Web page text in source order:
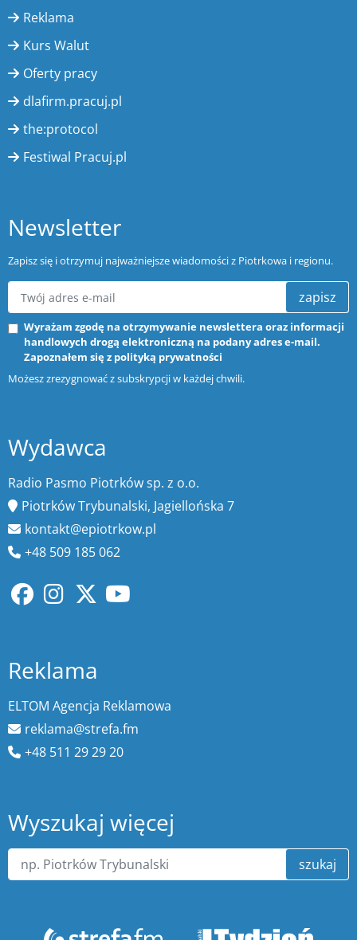
Reklama
Kurs Walut
Oferty pracy
dlafirm.pracuj.pl
the:protocol
Festiwal Pracuj.pl
Newsletter
Zapisz się i otrzymuj najważniejsze wiadomości z Piotrkowa i regionu.
zapisz
Wyrażam zgodę na otrzymywanie newslettera oraz informacji
handlowych drogą elektroniczną na podany adres e-mail.
Zapoznałem się z polityką prywatności
Możesz zrezygnować z subskrypcji w każdej chwili.
Wydawca
Radio Pasmo Piotrków sp. z o.o.
Piotrków Trybunalski, Jagiellońska 7
kontakt@epiotrkow.pl
+48 509 185 062
Reklama
ELTOM Agencja Reklamowa
reklama@strefa.fm
+48 511 29 29 20
Wyszukaj więcej
szukaj